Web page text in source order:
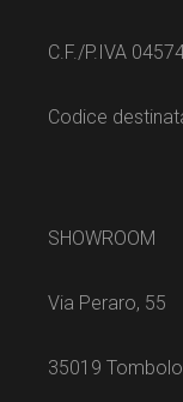
C.F./P.IVA
Codice
SHOWROOM
Via Peraro, 55
35019